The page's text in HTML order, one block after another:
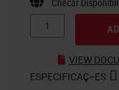
VIEW
ESPECIFICAÇ÷ES